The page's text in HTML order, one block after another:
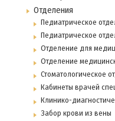
Отделения
Педиатрическое
Педиатрическое
Отделение для
Отделение
Стоматологическое
Кабинеты врачей
Клинико-
Забор крови из вены